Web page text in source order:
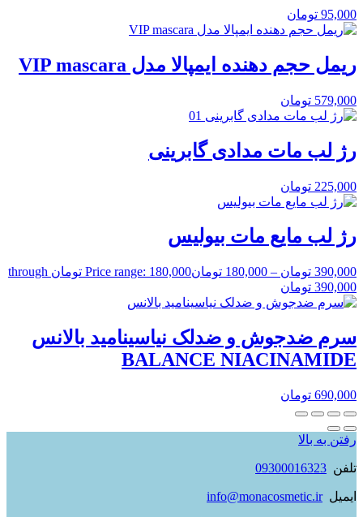
95,000 تومان
ریمل حجم دهنده ایمپالا مدل VIP mascara
579,000 تومان
رژ لب مات مدادی گابرینی
225,000 تومان
رژ لب مایع مات بیولیس
390,000 تومان –
180,000 تومان
Price range: 180,000 تومان through
390,000 تومان
سرم ضدجوش و ضدلک نیاسینامید بالانس
BALANCE NIACINAMIDE
690,000 تومان
رفتن به بالا
تلفن 09300016323
ایمیلinfo@monacosmetic.ir